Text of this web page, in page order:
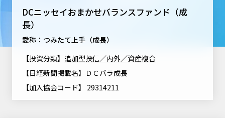
決算カレンダー
海外休日カレンダー
投資信託新商品のご案内
投資信託償還商品のご案内
大関 洋の「十字路」
ファンドレポート
資産形成サービス
Goal Navi
サステナビリティTOP
SDGsとは？
トップメッセージ
ニッセイアセットについて
ニッセイアセットについてTOP
最新情報
DCニッセイおまかせバランスファンド（成
長）
愛称：つみたて上手（成長）
【投資分類】 追加型投信／内外／資産複合
【日経新聞掲載名】ＤＣバラ成長
【加入協会コード】 29314211